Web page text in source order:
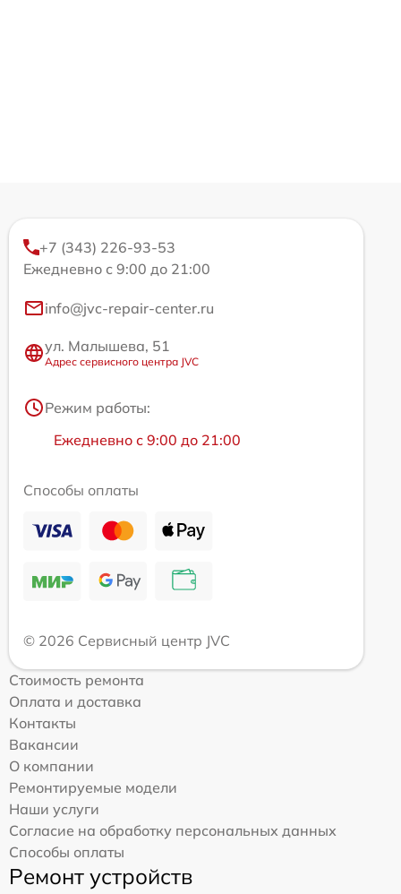
+7 (343) 226-93-53
Ежедневно с 9:00 до 21:00
info@jvc-repair-center.ru
ул. Малышева, 51
Адрес сервисного центра JVC
Режим работы:
Ежедневно с 9:00 до 21:00
Способы оплаты
© 2026 Сервисный центр JVC
Стоимость ремонта
Оплата и доставка
Контакты
Вакансии
О компании
Ремонтируемые модели
Наши услуги
Согласие на обработку персональных данных
Способы оплаты
Ремонт устройств